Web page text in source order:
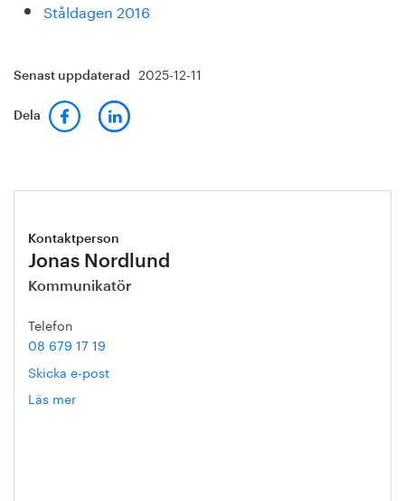
Ståldagen 2016
Senast uppdaterad 2025-12-11
Dela
Kontaktperson
Jonas Nordlund
Kommunikatör
Telefon
08 679 17 19
Skicka e-post
Läs mer